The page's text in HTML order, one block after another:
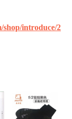
shop/introduce/2